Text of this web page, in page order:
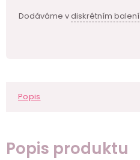
Dodáváme vdiskrétním balení
Popis
Popis produktu